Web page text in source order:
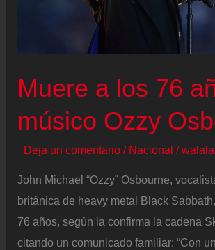
a
63
años
Muere a los 76
músico Ozzy
Deja un comentario / Nacional /
John Michael “Ozzy” Osbourne,
británica de heavy metal Black
76 años, según la confirma la cadena
citando un comunicado familiar: “Con